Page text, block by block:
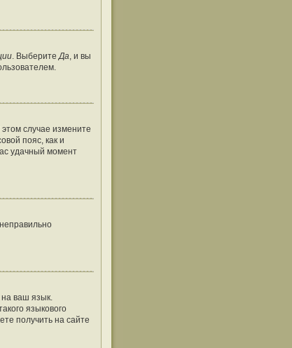
. ВыберитеДа, и вы
случае измените
пояс, как и
удачный момент
на ваш язык.
языкового
получить на сайте